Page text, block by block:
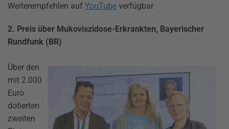
Weiterempfehlen auf YouTube verfügbar.
2. Preis über Mukoviszidose-Erkrankten, Bayerischer
Rundfunk (BR)
Über den
mit 2.000
Euro
dotierten
zweiten